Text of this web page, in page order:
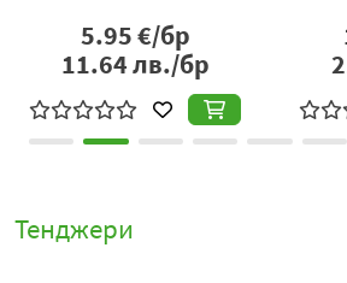
6.60€/бр
12.91лв./бр
Тенджери